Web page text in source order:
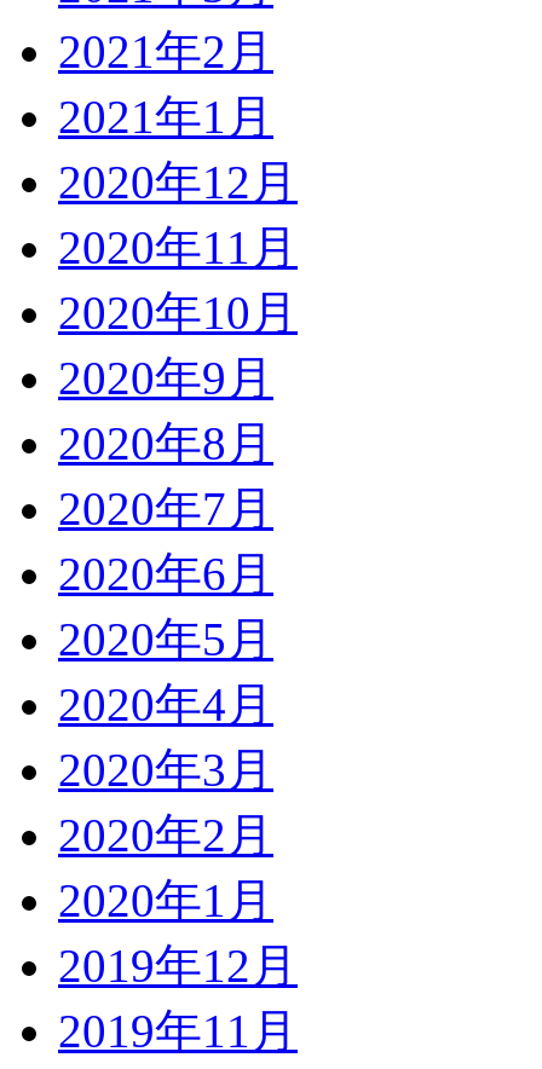
2021年2月
2021年1月
2020年12月
2020年11月
2020年10月
2020年9月
2020年8月
2020年7月
2020年6月
2020年5月
2020年4月
2020年3月
2020年2月
2020年1月
2019年12月
2019年11月